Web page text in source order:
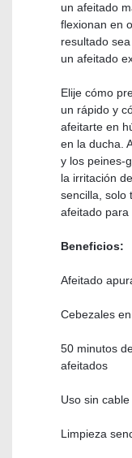
un afeitado
flexionan en
resultado
un afeitado
Elije cómo
un rápido y
afeitarte en
en la ducha.
y los peines-
la irritación
sencilla, solo
afeitado para
Beneficios:
Afeitado
Cebezales
50 minutos
afeitados
Uso sin cable
Limpieza